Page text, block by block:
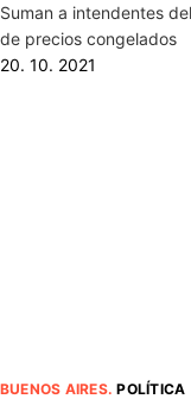
Suman a intendentes
de precios congelados
20. 10. 2021
BUENOS AIRES.POLÍTICA